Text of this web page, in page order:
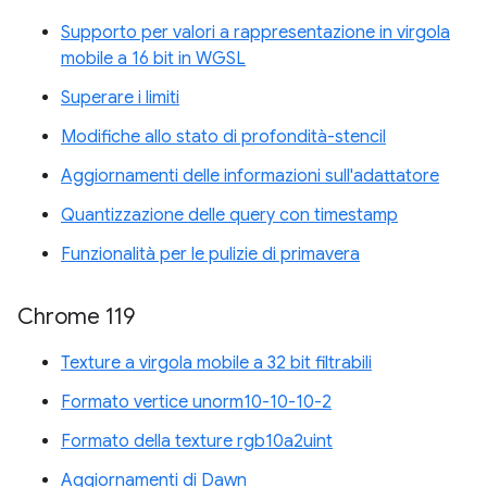
Supporto per valori a rappresentazione in virgola
mobile a 16 bit in WGSL
Superare i limiti
Modifiche allo stato di profondità-stencil
Aggiornamenti delle informazioni sull'adattatore
Quantizzazione delle query con timestamp
Funzionalità per le pulizie di primavera
Chrome 119
Texture a virgola mobile a 32 bit filtrabili
Formato vertice unorm10-10-10-2
Formato della texture rgb10a2uint
Aggiornamenti di Dawn